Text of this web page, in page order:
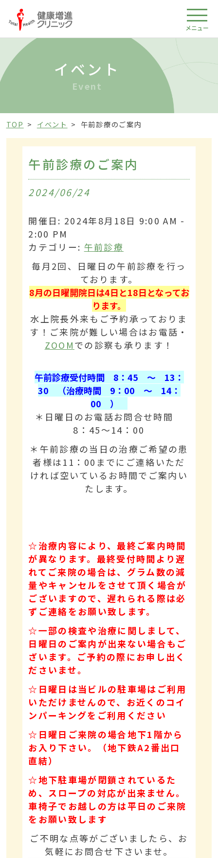
メニュー
イベント
Event
TOP イベント 午前診療のご案内
午前診療のご案内
2024/06/24
開催日: 2024年8月18日 9:00 AM -
2:00 PM
カテゴリー: 午前診療
毎月2回、日曜日の午前診療を行っ
ております。
8月の日曜開院日は4日と18日となってお
ります。
水上院長外来もご予約承っておりま
す！ご来院が難しい場合はお電話・
ZOOMでの診察も承ります！
午前診療受付時間 8：45 ～ 13：
30 （治療時間 9：00 ～ 14：
00 ）
＊日曜日のお電話お問合せ時間
8：45～14：00
＊午前診療の当日の治療ご希望の患
者様は11：00までにご連絡いただ
ければ空いているお時間でご案内い
たします。
☆治療内容により、最終ご案内時間
が異なります。最終受付時間より遅
れてご来院の場合は、グラム数の減
量やキャンセルをさせて頂く場合が
ございますので、遅れられる際は必
ずご連絡をお願い致します。
☆一部の検査や治療に関しまして、
日曜日のご案内が出来ない場合もご
ざいます。ご予約の際にお申し出く
ださいませ。
☆日曜日は当ビルの駐車場はご利用
いただけませんので、お近くのコイ
ンパーキングをご利用ください
☆日曜日ご来院の場合地下1階から
お入り下さい。（地下鉄A2番出口
直結）
☆地下駐車場が閉鎖されているた
め、スロープの対応が出来ません。
車椅子でお越しの方は平日のご来院
をお願い致します
ご不明な点等がございましたら、お
気軽にお問合せ下さいませ。